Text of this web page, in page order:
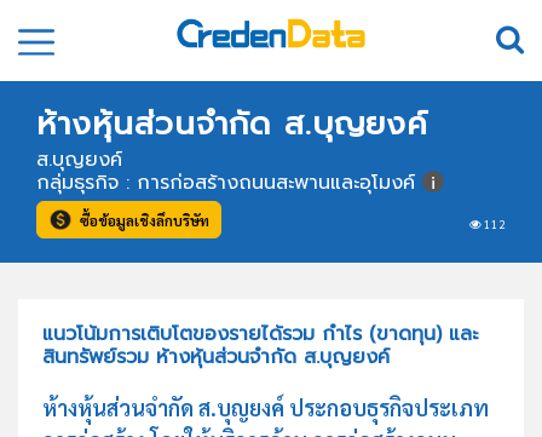
ห้างหุ้นส่วนจำกัด ส.บุญยงค์
ส.บุญยงค์
112
กลุ่มธุรกิจ : การก่อสร้างถนนสะพานและอุโมงค์
ซื้อข้อมูลเชิงลึกบริษัท
แนวโน้มการเติบโตของรายได้รวม กำไร (ขาดทุน) และ
สินทรัพย์รวม ห้างหุ้นส่วนจำกัด ส.บุญยงค์
ห้างหุ้นส่วนจำกัด ส.บุญยงค์ ประกอบธุรกิจประเภท